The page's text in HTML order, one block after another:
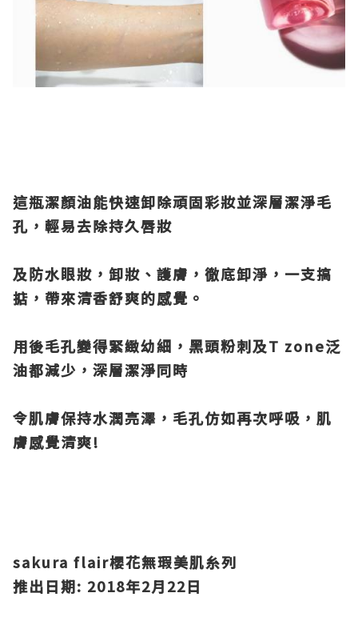
這瓶潔顏油能快速卸除頑固彩妝並深層潔淨毛
孔，輕易去除持久唇妝
及防水眼妝，卸妝、護膚，徹底卸淨，一支搞
掂，帶來清香舒爽的感覺。
用後毛孔變得緊緻幼細，黑頭粉刺及T zone泛
油都減少，深層潔淨同時
令肌膚保持水潤亮澤，毛孔仿如再次呼吸，肌
膚感覺清爽!
sakura flair櫻花無瑕美肌糸列
推出日期: 2018年2月22日